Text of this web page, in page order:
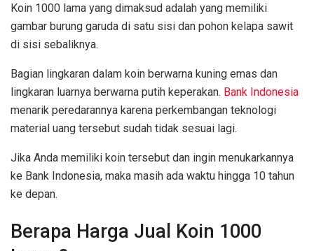
Koin 1000 lama yang dimaksud adalah yang memiliki
gambar burung garuda di satu sisi dan pohon kelapa sawit
di sisi sebaliknya.
Bagian lingkaran dalam koin berwarna kuning emas dan
lingkaran luarnya berwarna putih keperakan. Bank Indonesia
menarik peredarannya karena perkembangan teknologi
material uang tersebut sudah tidak sesuai lagi.
Jika Anda memiliki koin tersebut dan ingin menukarkannya
ke Bank Indonesia, maka masih ada waktu hingga 10 tahun
ke depan.
Berapa Harga Jual Koin 1000